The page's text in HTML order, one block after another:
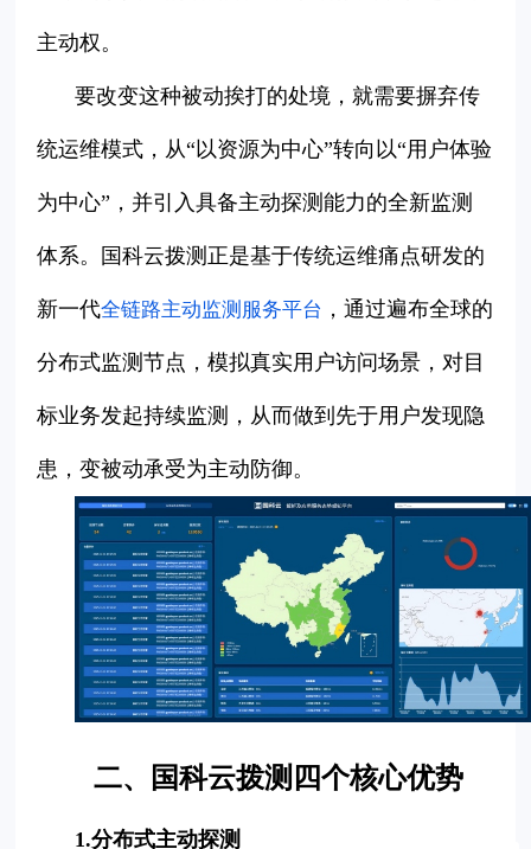
主动权。
要改变这种被动挨打的处境，就需要摒弃传
统运维模式，从“以资源为中心”转向以“用户体验
为中心”，并引入具备主动探测能力的全新监测
体系。国科云拨测正是基于传统运维痛点研发的
新一代全链路主动监测服务平台 ，通过遍布全球的
分布式监测节点，模拟真实用户访问场景，对目
标业务发起持续监测，从而做到先于用户发现隐
患，变被动承受为主动防御。
二、国科云拨测四个核心优势
1.分布式主动探测